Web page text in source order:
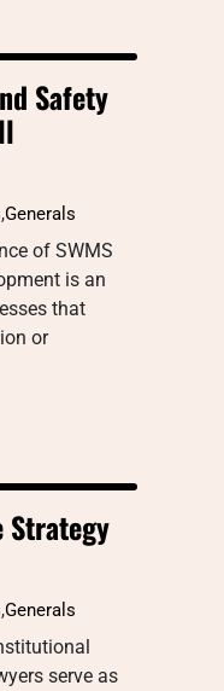
Safety
,Generals
of SWMS
is an
that
or
Strategy
,Generals
serve as